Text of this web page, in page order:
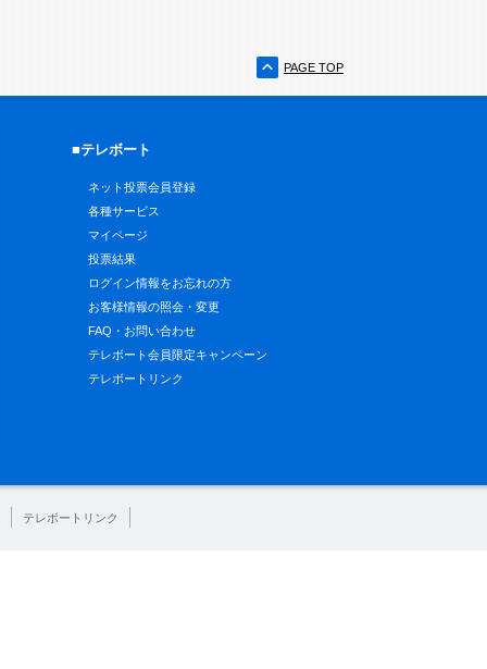
PAGE TOP
■テレボート
ネット投票会員登録
各種サービス
マイページ
投票結果
ログイン情報をお忘れの方
お客様情報の照会・変更
FAQ・お問い合わせ
テレボート会員限定キャンペーン
テレボートリンク
テレボートリンク